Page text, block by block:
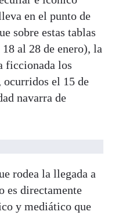
en el punto de
sobre estas tablas
al 28 de enero), la
ficcionada los
ocurridos el 15 de
navarra de
rodea la llegada a
es directamente
y mediático que